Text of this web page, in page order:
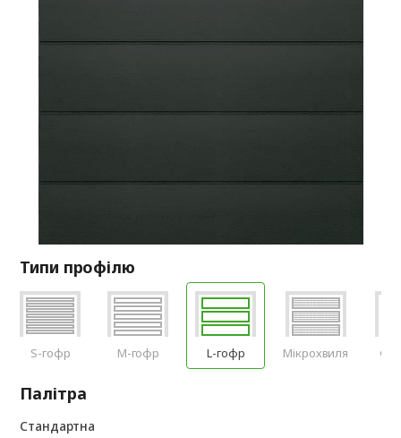
Типи профілю
S-гофр M-гофр L-гофр Мікрохвиля
Палітра
Стандартна